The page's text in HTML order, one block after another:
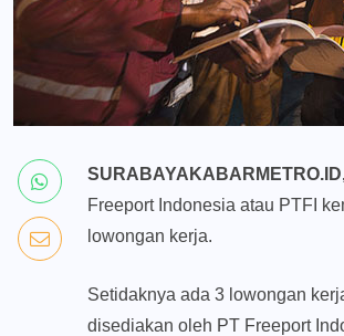
Freeport Indonesia atau PTFI
lowongan kerja.
Setidaknya ada 3 lowongan
disediakan oleh PT Freeport